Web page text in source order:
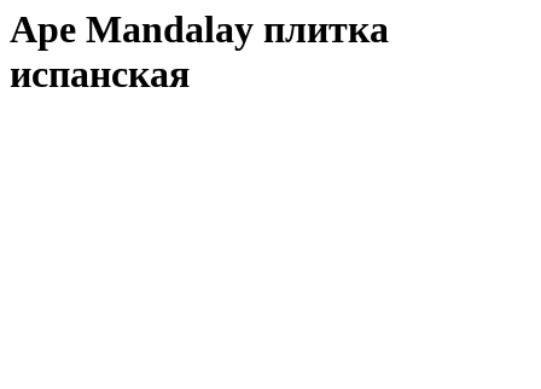
Ape Mandalay плитка
испанская